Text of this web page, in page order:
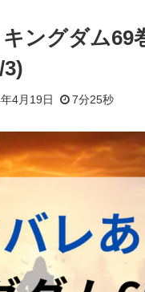
キングダム69
3)
4月19日 7分25秒